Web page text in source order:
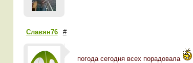
Славян76 #
погода сегодня всех порадовала